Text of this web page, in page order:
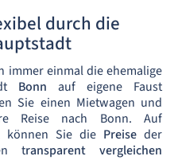
durch die
immer einmal die ehemalige
Bonn auf eigene Faust
Sie einen Mietwagen und
Reise nach Bonn. Auf
können Sie die Preise der
transparent vergleichen